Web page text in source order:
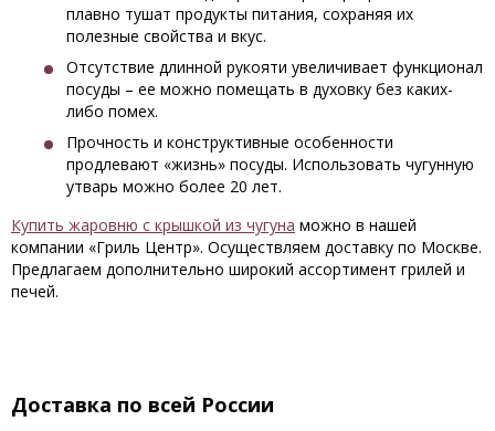
плавно тушат продукты питания, сохраняя их
полезные свойства и вкус.
Отсутствие длинной рукояти увеличивает функционал
посуды – ее можно помещать в духовку без каких-
либо помех.
Прочность и конструктивные особенности
продлевают «жизнь» посуды. Использовать чугунную
утварь можно более 20 лет.
Купить жаровню с крышкой из чугуна можно в нашей
компании «Гриль Центр». Осуществляем доставку по Москве.
Предлагаем дополнительно широкий ассортимент грилей и
печей.
Доставка по всей России